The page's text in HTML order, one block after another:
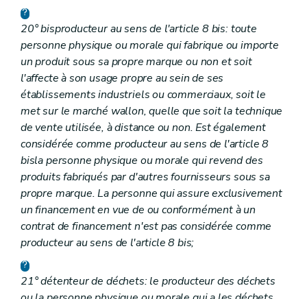
20°bisproducteur au sens de l'article 8bis: toute
personne physique ou morale qui fabrique ou importe
un produit sous sa propre marque ou non et soit
l'affecte à son usage propre au sein de ses
établissements industriels ou commerciaux, soit le
met sur le marché wallon, quelle que soit la technique
de vente utilisée, à distance ou non. Est également
considérée comme producteur au sens de l'article 8
bisla personne physique ou morale qui revend des
produits fabriqués par d'autres fournisseurs sous sa
propre marque. La personne qui assure exclusivement
un financement en vue de ou conformément à un
contrat de financement n'est pas considérée comme
producteur au sens de l'article 8bis;
21° détenteur de déchets: le producteur des déchets